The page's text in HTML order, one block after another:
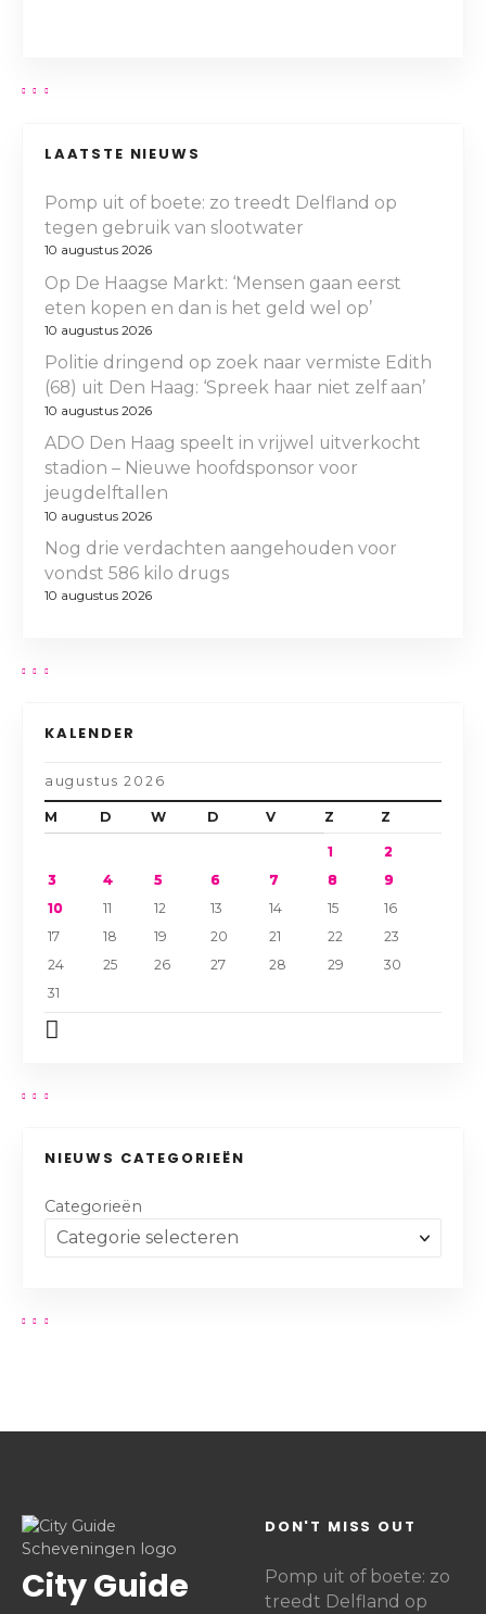
LAATSTE NIEUWS
Pomp uit of boete: zo treedt Delfland op
tegen gebruik van slootwater
10 augustus 2026
Op De Haagse Markt: ‘Mensen gaan eerst
eten kopen en dan is het geld wel op’
10 augustus 2026
Politie dringend op zoek naar vermiste Edith
(68) uit Den Haag: ‘Spreek haar niet zelf aan’
10 augustus 2026
ADO Den Haag speelt in vrijwel uitverkocht
stadion – Nieuwe hoofdsponsor voor
jeugdelftallen
10 augustus 2026
Nog drie verdachten aangehouden voor
vondst 586 kilo drugs
10 augustus 2026
KALENDER
augustus 2026
M D W D V Z Z
1
2
3
4 5 6 7 8
9
10
11 12 13 14 15
16
17
18 19 20 21 22
23
24
25 26 27 28 29
30
31
NIEUWS CATEGORIEËN
Categorieën
City Guide
DON'T MISS OUT
Pomp uit of boete: zo
treedt Delfland op